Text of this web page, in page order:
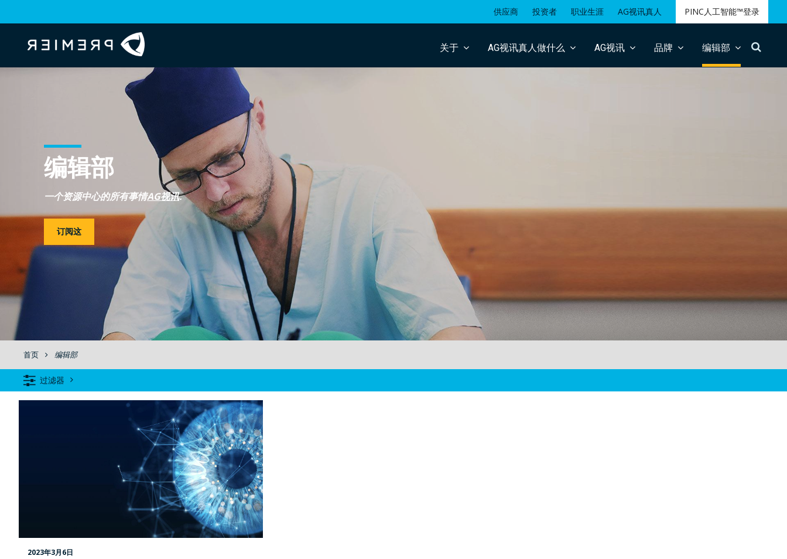
供应商 投资者 职业生涯 AG视讯真人 PINC人工智能™登录
关于 AG视讯真人做什么 AG视讯 品牌 编辑部
编辑部
一个资源中心的所有事情AG视讯.
订阅这
首页 编辑部
过滤器
2023年3月6日